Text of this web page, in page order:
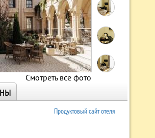
Смотреть все фото
Продуктовый сайт отеля